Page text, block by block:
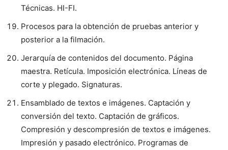
Técnicas. HI-FI.
Procesos para la obtención de pruebas anterior y
posterior a la filmación.
Jerarquía de contenidos del documento. Página
maestra. Retícula. Imposición electrónica. Líneas de
corte y plegado. Signaturas.
Ensamblado de textos e imágenes. Captación y
conversión del texto. Captación de gráficos.
Compresión y descompresión de textos e imágenes.
Impresión y pasado electrónico. Programas de